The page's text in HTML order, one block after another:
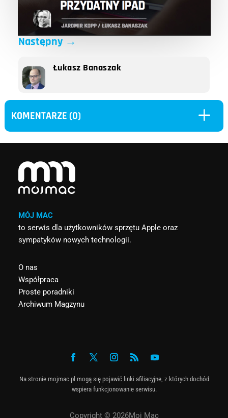
Następny→
Łukasz Banaszak
KOMENTARZE (0) L
MÓJ MAC
to serwis dla użytkowników sprzętu Apple oraz
sympatyków nowych technologii.
O nas
Współpraca
Proste poradniki
Archiwum Magzynu
Na stronie mojmac.pl mogą się pojawić linki afiliacyjne, z których dochód
wspiera funkcjonowanie serwisu.
Copyright © 2026Moj Mac